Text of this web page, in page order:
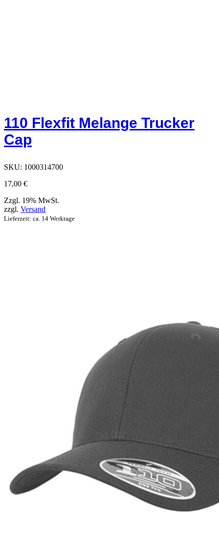
110 Flexfit Melange Trucker
Cap
SKU: 1000314700
17,00 €
Zzgl. 19% MwSt.
zzgl. Versand
Lieferzeit: ca. 14 Werktage